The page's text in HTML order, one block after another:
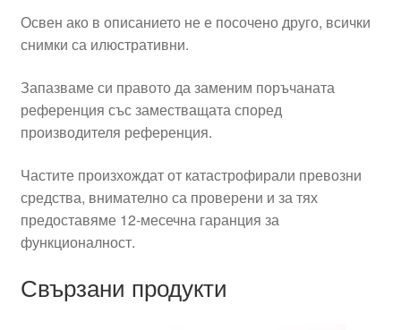
Освен ако в описанието не е посочено друго, всички
снимки са илюстративни.
Запазваме си правото да заменим поръчаната
референция със заместващата според
производителя референция.
Частите произхождат от катастрофирали превозни
средства, внимателно са проверени и за тях
предоставяме 12-месечна гаранция за
функционалност.
Свързани продукти